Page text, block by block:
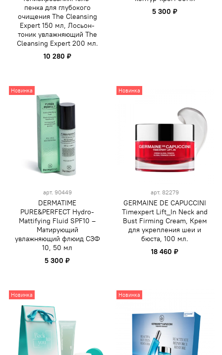
пенка для глубокого
очищения The Cleansing
Expert 150 мл, Лосьон-
тоник увлажняющий The
Cleansing Expert 200 мл.
10 280 ₽
5 300 ₽
Новинка
арт. 90449
DERMATIME
PURE&PERFECT Hydro-
Mattifying Fluid SPF10 –
Матирующий
увлажняющий флюид СЗФ
10, 50 мл
5 300 ₽
Новинка
арт. 82279
GERMAINE DE CAPUCCINI
Timexpert Lift_In Neck and
Bust Firming Cream, Крем
для укрепления шеи и
бюста, 100 мл.
18 460 ₽
Новинка Новинка